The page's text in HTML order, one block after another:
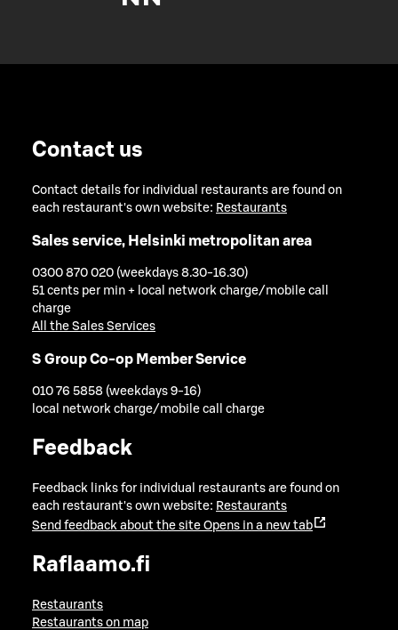
Contact us
Contact details for individual restaurants are found on
each restaurant's own website: Restaurants
Sales service, Helsinki metropolitan area
0300 870 020 (weekdays 8.30-16.30)
51 cents per min + local network charge/mobile call
charge
All the Sales Services
S Group Co-op Member Service
010 76 5858 (weekdays 9-16)
local network charge/mobile call charge
Feedback
Feedback links for individual restaurants are found on
each restaurant's own website: Restaurants
Send feedback about the site Opens in a new tab
Raflaamo.fi
Restaurants
Restaurants on map